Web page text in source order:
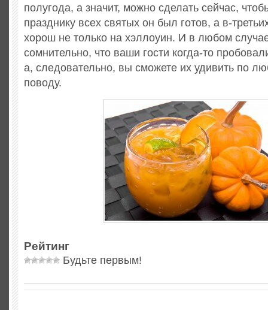
полугода, а значит, можно сделать сейчас,
празднику всех святых он был готов, а в-
хорош не только на хэллоуин. И в любом
сомнительно, что ваши гости когда-то
а, следовательно, вы сможете их удивить по
поводу.
Рейтинг
Будьте первым!